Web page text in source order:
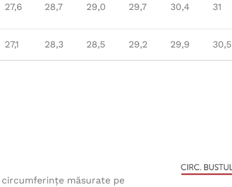
27,6 28,7 29,0 29,7 30,4 31
27,1 28,3 28,5 29,2 29,9 30,5
măsurate pe